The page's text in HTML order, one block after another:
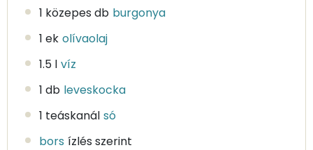
1 közepes db burgonya
1 ek olívaolaj
1.5 l víz
1 db leveskocka
1 teáskanál só
bors ízlés szerint